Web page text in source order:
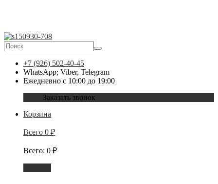
+7 (926) 502-40-45
WhatsApp; Viber, Telegram
Ежедневно с 10:00 до 19:00
Заказать звонок
Корзина
Всего 0 ₽
Всего: 0 ₽